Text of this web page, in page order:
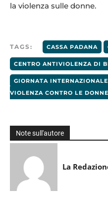
la violenza sulle donne.
TAGS: CASSA PADANA
CENTRO ANTIVIOLENZA DI
GIORNATA
VIOLENZA CONTRO LE DONNE
Note sull'autore
La